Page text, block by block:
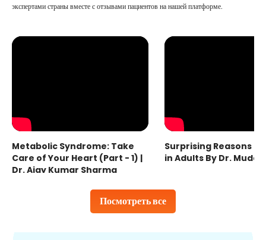
Посмотреть все
экспертами страны вместе с отзывами пациентов на нашей платформе.
Metabolic Syndrome: Take
Care of Your Heart (Part - 1) |
Dr. Ajay Kumar Sharma
Surprising Reasons
in Adults By Dr.